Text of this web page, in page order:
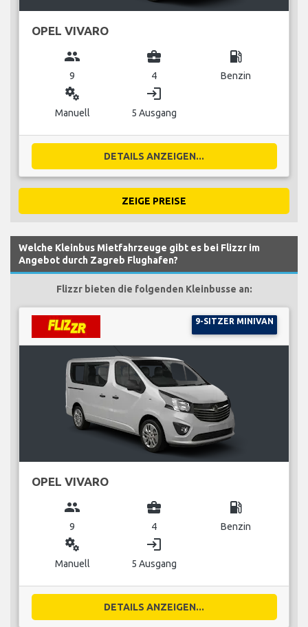
OPEL VIVARO
group
9
business_center
4
local_gas_station
Benzin
miscellaneous_services
Manuell
login
5 Ausgang
DETAILS ANZEIGEN...
ZEIGE PREISE
Welche Kleinbus Mietfahrzeuge gibt es bei Flizzr im
Angebot durch Zagreb Flughafen?
Flizzr bieten die folgenden Kleinbusse an:
9-SITZER MINIVAN
OPEL VIVARO
group
9
business_center
4
local_gas_station
Benzin
miscellaneous_services
Manuell
login
5 Ausgang
DETAILS ANZEIGEN...